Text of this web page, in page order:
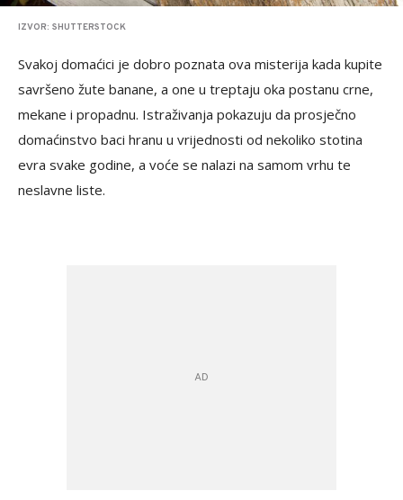
IZVOR: SHUTTERSTOCK
Svakoj domaćici je dobro poznata ova misterija kada kupite
savršeno žute banane, a one u treptaju oka postanu crne,
mekane i propadnu. Istraživanja pokazuju da prosječno
domaćinstvo baci hranu u vrijednosti od nekoliko stotina
evra svake godine, a voće se nalazi na samom vrhu te
neslavne liste.